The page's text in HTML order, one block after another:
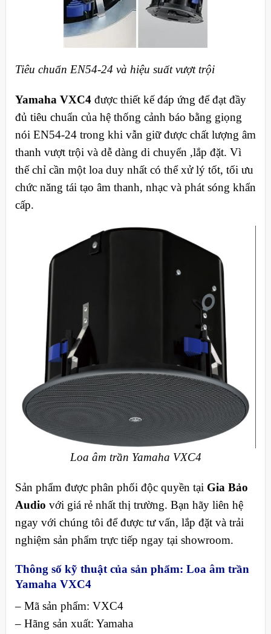
Tiêu chuẩn EN54-24 và hiệu suất vượt trội
Yamaha VXC4 được thiết kế đáp ứng để đạt đầy
đủ tiêu chuẩn của hệ thống cảnh báo bằng giọng
nói EN54-24 trong khi vẫn giữ được chất lượng âm
thanh vượt trội và dễ dàng di chuyển ,lắp đặt. Vì
thế chỉ cần một loa duy nhất có thể xử lý tốt, tối ưu
chức năng tái tạo âm thanh, nhạc và phát sóng khẩn
cấp.
Loa âm trần Yamaha VXC4
Sản phẩm được phân phối độc quyền tại Gia Bảo
Audio với giá rẻ nhất thị trường. Bạn hãy liên hệ
ngay với chúng tôi để được tư vấn, lắp đặt và trải
nghiệm sản phẩm trực tiếp ngay tại showroom.
Thông số kỹ thuật của sản phẩm: Loa âm trần
Yamaha VXC4
– Mã sản phẩm: VXC4
– Hãng sản xuất: Yamaha